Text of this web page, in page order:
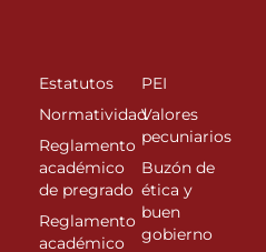
Estatutos
Normatividad
Reglamento
académico
de pregrado
Reglamento
académico
PEI
Valores
pecuniarios
Buzón de
ética y
buen
gobierno